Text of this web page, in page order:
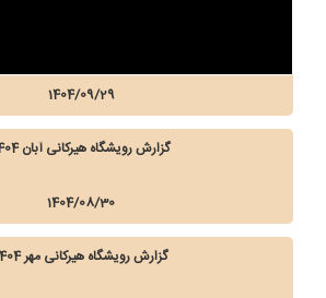
1404/09/29
گزارش رویشگاه هیرکانی آبان 1404
1404/08/30
گزارش رویشگاه هیرکانی مهر 1404